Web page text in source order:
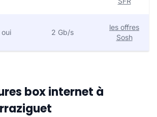
oui 2 Gb/s
les offres
Sosh
box internet à